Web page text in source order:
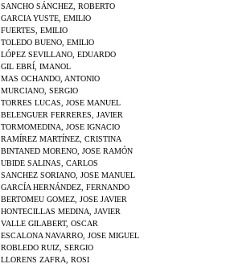
SANCHO SÁNCHEZ, ROBERTO
GARCIA YUSTE, EMILIO
FUERTES, EMILIO
TOLEDO BUENO, EMILIO
LÓPEZ SEVILLANO, EDUARDO
GIL EBRÍ, IMANOL
MAS OCHANDO, ANTONIO
MURCIANO, SERGIO
TORRES LUCAS, JOSE MANUEL
BELENGUER FERRERES, JAVIER
TORMOMEDINA, JOSE IGNACIO
RAMÍREZ MARTÍNEZ, CRISTINA
BINTANED MORENO, JOSE RAMÓN
UBIDE SALINAS, CARLOS
SANCHEZ SORIANO, JOSE MANUEL
GARCÍA HERNÁNDEZ, FERNANDO
BERTOMEU GOMEZ, JOSE JAVIER
HONTECILLAS MEDINA, JAVIER
VALLE GILABERT, OSCAR
ESCALONA NAVARRO, JOSE MIGUEL
ROBLEDO RUIZ, SERGIO
LLORENS ZAFRA, ROSI